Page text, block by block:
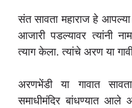
संत सावता महाराज हे
आजारी पडल्यावर त्यांनी
त्याग केला. त्यांचे अरण या
अरणभेंडी या गावात
समाधीमंदिर बांधण्यात आले